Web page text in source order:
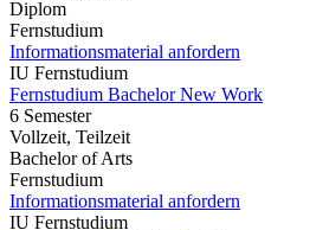
Diplom
Fernstudium
Informationsmaterial anfordern
IU Fernstudium
Fernstudium Bachelor New Work
6 Semester
Vollzeit, Teilzeit
Bachelor of Arts
Fernstudium
Informationsmaterial anfordern
IU Fernstudium